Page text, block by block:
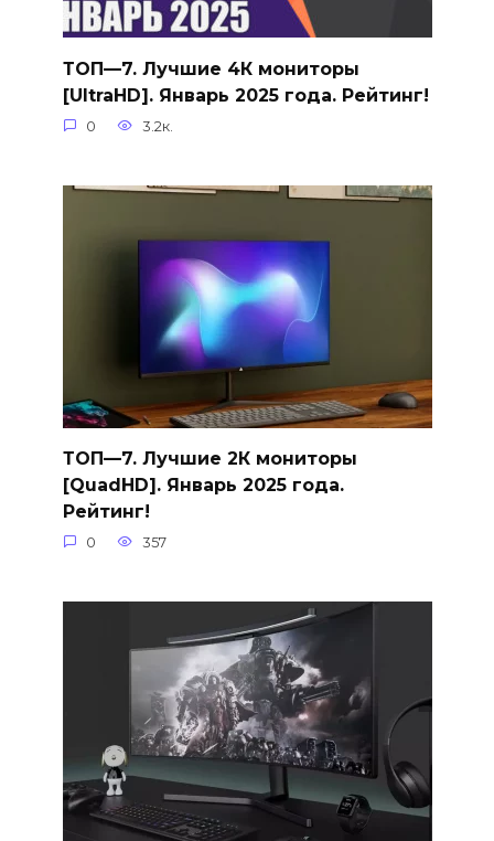
ТОП—7. Лучшие 4К мониторы
[UltraHD]. Январь 2025 года. Рейтинг!
0 3.2к.
ТОП—7. Лучшие 2К мониторы
[QuadHD]. Январь 2025 года.
Рейтинг!
0 357